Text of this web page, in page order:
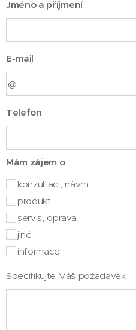
Jméno a příjmení
E-mail
Telefon
Mám zájem o
konzultaci, návrh
produkt
servis, oprava
jiné
informace
Specifikujte Váš požadavek